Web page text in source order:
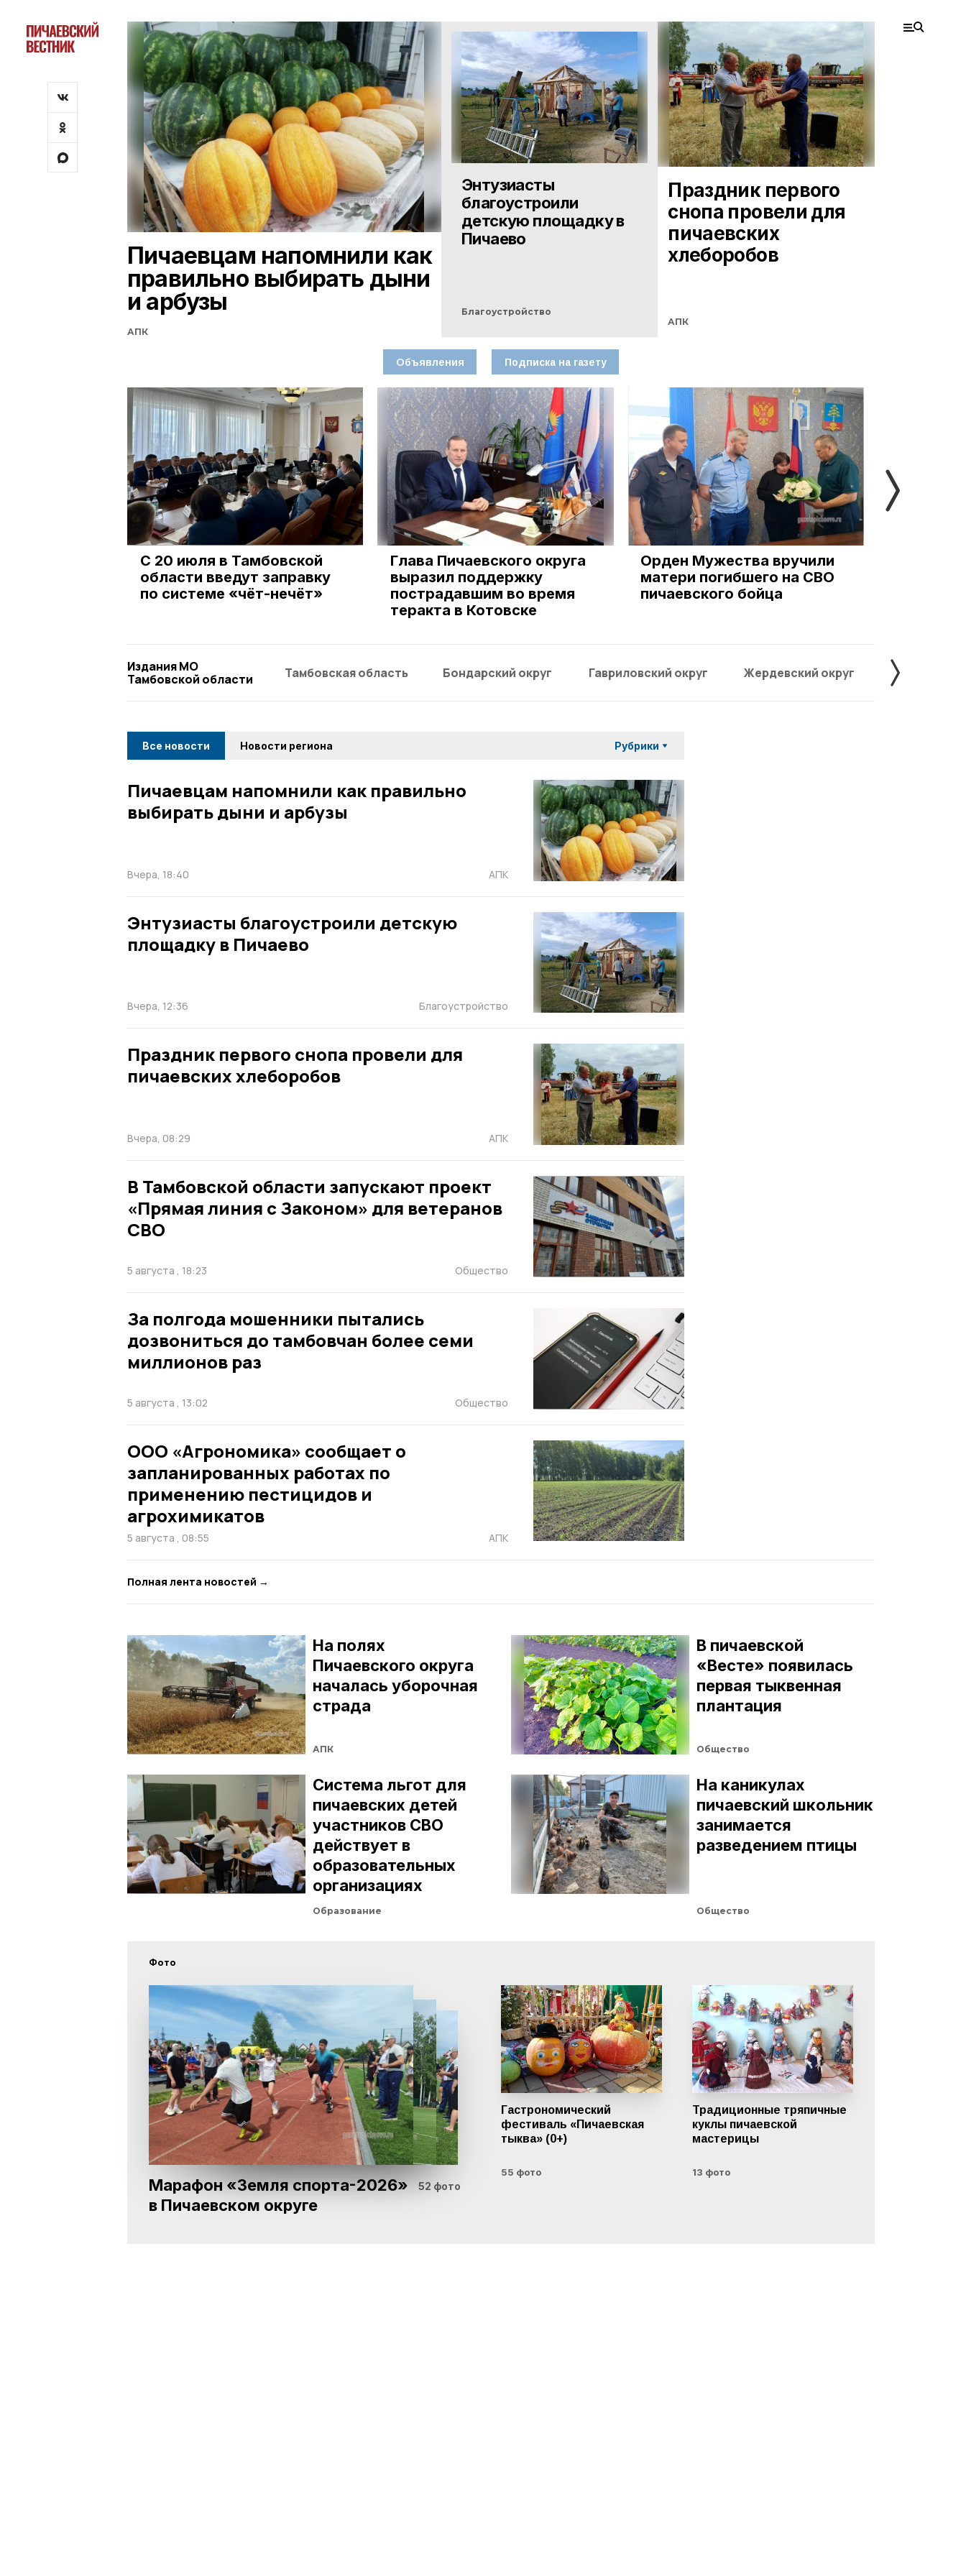
Пичаевцам напомнили как
правильно выбирать дыни
и арбузы
АПК
Энтузиасты
благоустроили
детскую площадку в
Пичаево
Благоустройство
Праздник первого
снопа провели для
пичаевских
хлеборобов
АПК
Объявления Подписка на газету
С 20 июля в Тамбовской
области введут заправку
по системе «чёт-нечёт»
Глава Пичаевского округа
выразил поддержку
пострадавшим во время
теракта в Котовске
Орден Мужества вручили
матери погибшего на СВО
пичаевского бойца
Издания МО
Тамбовской области
Тамбовская область Бондарский округ Гавриловский округ Жердевский округ
Все новости Новости региона Рубрики
Пичаевцам напомнили как правильно
выбирать дыни и арбузы
Вчера, 18:40 АПК
Энтузиасты благоустроили детскую
площадку в Пичаево
Вчера, 12:36 Благоустройство
Праздник первого снопа провели для
пичаевских хлеборобов
Вчера, 08:29 АПК
В Тамбовской области запускают проект
«Прямая линия с Законом» для ветеранов
СВО
5 августа , 18:23 Общество
За полгода мошенники пытались
дозвониться до тамбовчан более семи
миллионов раз
5 августа , 13:02 Общество
ООО «Агрономика» сообщает о
запланированных работах по
применению пестицидов и
агрохимикатов
5 августа , 08:55 АПК
Полная лента новостей →
На полях
Пичаевского округа
началась уборочная
страда
АПК
В пичаевской
«Весте» появилась
первая тыквенная
плантация
Общество
Система льгот для
пичаевских детей
участников СВО
действует в
образовательных
организациях
Образование
На каникулах
пичаевский школьник
занимается
разведением птицы
Общество
Фото
Марафон «Земля спорта-2026»
в Пичаевском округе
52 фото
Гастрономический
фестиваль «Пичаевская
тыква» (0+)
55 фото
Традиционные тряпичные
куклы пичаевской
мастерицы
13 фото